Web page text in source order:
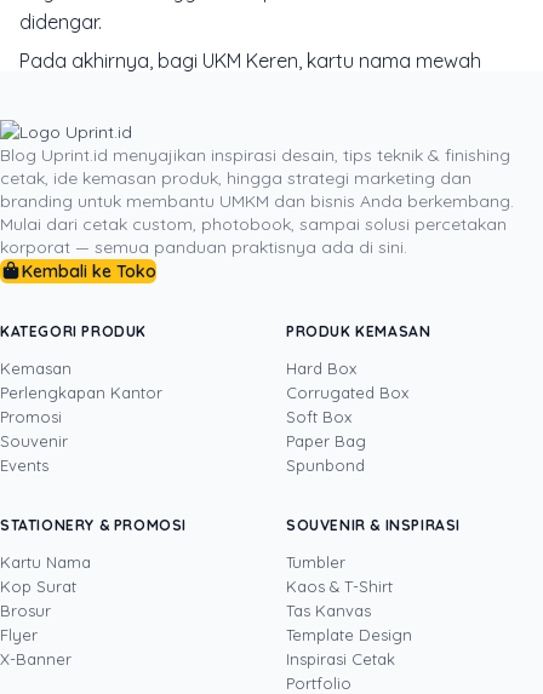
didengar.
Pada akhirnya, bagi UKM Keren, kartu nama mewah
investasi cerdas dalam membangun persepsi brand. Ia
adalah duta kecil yang bekerja tanpa henti,
menceritakan kisah tentang kualitas, visi, dan ambisi
bisnismu setiap kali berpindah tangan. Ia adalah bukti
bahwa untuk terlihat besar, kamu tidak perlu menjadi
besar terlebih dahulu, kamu hanya perlu
orang lain.
DITULIS OLEH
· Cofounder
Uprint.id, pakar dengan pengalaman lebih dari
20 tahun yang menguasai tiga disiplin
sekaligus: produksi percetakan dan kemasan
(offset, digital printing, quality control), digital
marketing, serta pemrograman dan AI. Ia
memahami bisnis cetak langsung dari lantai
produksi sampai baris kode, dari menghitung
Lihat profil →
Blog Uprint.id menyajikan inspirasi desain, tips teknik & finishing
cetak, ide kemasan produk, hingga strategi marketing dan
branding untuk membantu UMKM dan bisnis Anda berkembang.
Mulai dari cetak custom, photobook, sampai solusi percetakan
korporat — semua panduan praktisnya ada di sini.
Kembali ke Toko
KATEGORI PRODUK
Kemasan
Perlengkapan Kantor
Promosi
Souvenir
Events
PRODUK KEMASAN
Hard Box
Corrugated Box
Soft Box
Paper Bag
Spunbond
STATIONERY & PROMOSI
Kartu Nama
Kop Surat
Brosur
Flyer
X-Banner
SOUVENIR & INSPIRASI
Tumbler
Kaos & T-Shirt
Tas Kanvas
Template Design
Inspirasi Cetak
Portfolio